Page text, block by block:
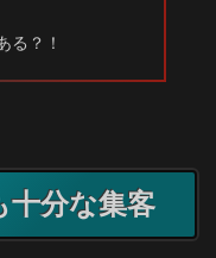
る？！
十分な集客